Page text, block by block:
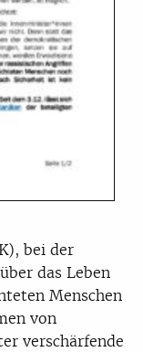
bei der
das Leben
Menschen
von
verschärfende